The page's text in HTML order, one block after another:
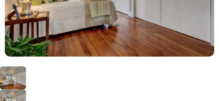
Оплата и доставка
Рассрочка и кредит
Схема работы